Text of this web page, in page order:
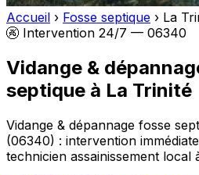
Accueil › Fosse septique › La
🚱 Intervention 24/7 — 06340
Vidange &
septique à La Trinité
Vidange & dépannage fosse
(06340) : intervention
technicien assainissement local